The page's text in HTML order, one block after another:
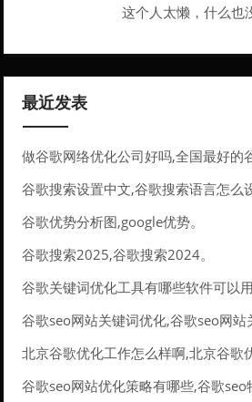
这个人太懒，什么也
最近发表
做谷歌网络优化公司好吗,全国最好的
谷歌搜索设置中文,谷歌搜索语言怎么
谷歌优势分析图,google优势。
谷歌搜索2025,谷歌搜索2024。
谷歌关键词优化工具有哪些软件可以
有哪些软件可以用的。
谷歌seo网站关键词优化,谷歌seo网站
北京谷歌优化工作怎么样啊,北京谷歌
谷歌seo网站优化策略有哪些,谷歌seo